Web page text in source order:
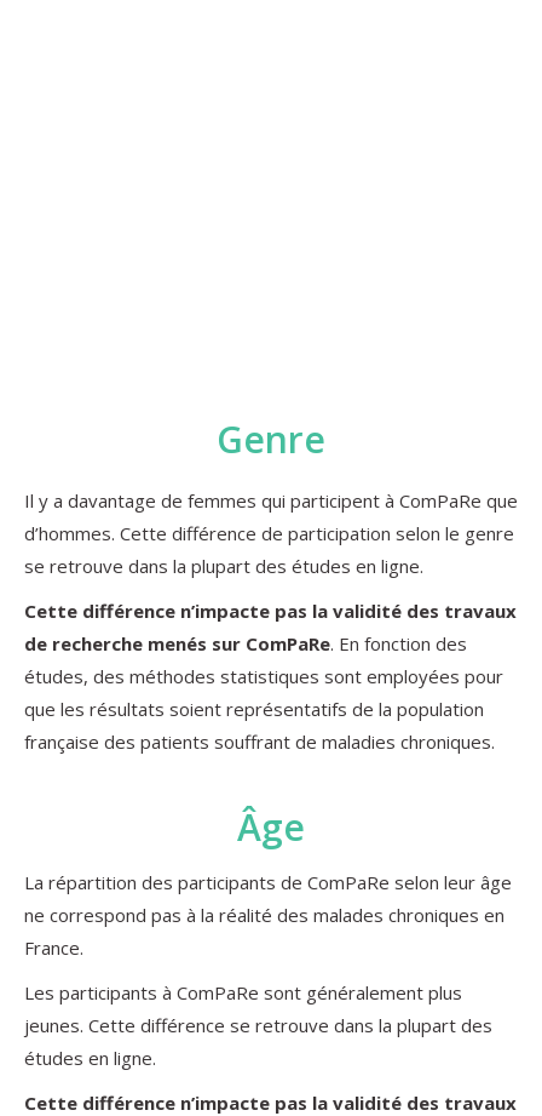
Genre
Il y a davantage de femmes qui participent à ComPaRe que
d’hommes. Cette différence de participation selon le genre
se retrouve dans la plupart des études en ligne.
Cette différence n’impacte pas la validité des travaux
de recherche menés sur ComPaRe. En fonction des
études, des méthodes statistiques sont employées pour
que les résultats soient représentatifs de la population
française des patients souffrant de maladies chroniques.
Âge
La répartition des participants de ComPaRe selon leur âge
ne correspond pas à la réalité des malades chroniques en
France.
Les participants à ComPaRe sont généralement plus
jeunes. Cette différence se retrouve dans la plupart des
études en ligne.
Cette différence n’impacte pas la validité des travaux